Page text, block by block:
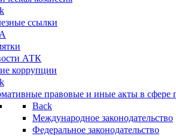
ссылки
АТК
коррупции
правовые и иные акты в сфере
Back
Международное законодательство
Федеральное законодательство